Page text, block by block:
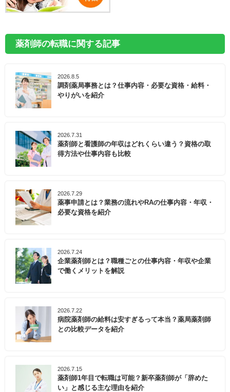
薬剤師の転職に関する記事
2026.8.5
調剤薬局事務とは？仕事内容・必要な資格・給料・
やりがいを紹介
2026.7.31
薬剤師と看護師の年収はどれくらい違う？資格の取
得方法や仕事内容も比較
2026.7.29
薬事申請とは？業務の流れやRAの仕事内容・年収・
必要な資格を紹介
2026.7.24
企業薬剤師とは？職種ごとの仕事内容・年収や企業
で働くメリットを解説
2026.7.22
病院薬剤師の給料は安すぎるって本当？薬局薬剤師
との比較データを紹介
2026.7.15
薬剤師1年目で転職は可能？新卒薬剤師が「辞めた
い」と感じる主な理由を紹介